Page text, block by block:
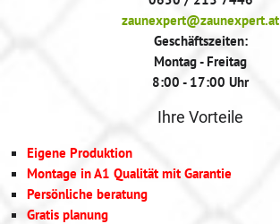
zaunexpert@zaunexpert.at
Geschäftszeiten:
Montag - Freitag
8:00 - 17:00 Uhr
Ihre Vorteile
Eigene Produktion
Montage in A1 Qualität mit Garantie
Persönliche beratung
Gratis planung